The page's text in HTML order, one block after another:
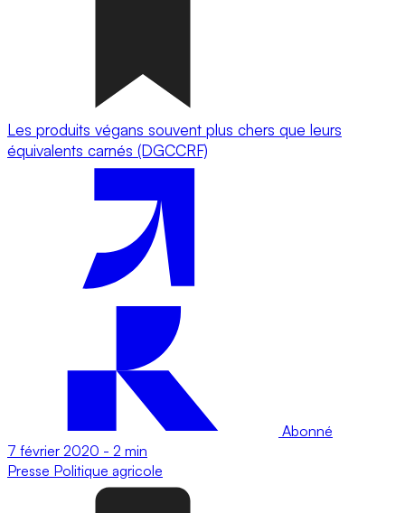
Les produits végans souvent plus chers que leurs
équivalents carnés (DGCCRF)
Abonné
7 février 2020 - 2 min
Presse Politique agricole